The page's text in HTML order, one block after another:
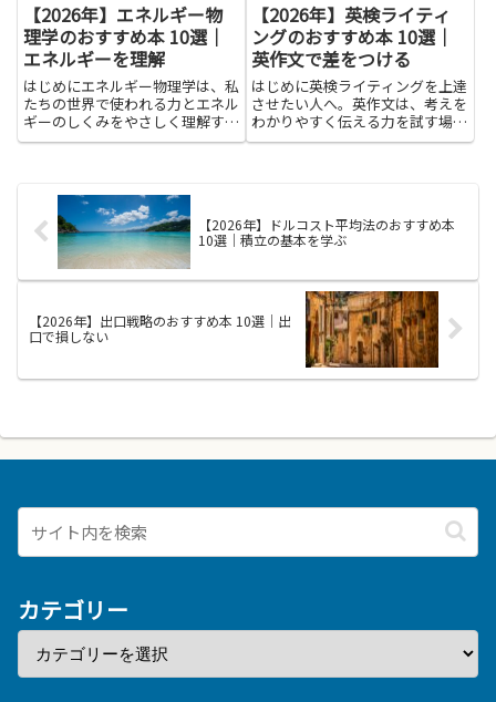
【2026年】エネルギー物
理学のおすすめ本 10選｜
エネルギーを理解
はじめにエネルギー物理学は、私
たちの世界で使われる力とエネル
ギーのしくみをやさしく理解する
手助けをしてくれます。学ぶと、
粒子がエネルギーとどう関わるか
が見えてきます。ニュースや生
活...
【2026年】英検ライティ
ングのおすすめ本 10選｜
英作文で差をつける
はじめに英検ライティングを上達
させたい人へ。英作文は、考えを
わかりやすく伝える力を試す場で
す。良い答案は、伝えたいポイン
分...
【2026年】ドルコスト平均法のおすすめ本
10選｜積立の基本を学ぶ
【2026年】出口戦略のおすすめ本 10選｜出
口で損しない
カテゴリー